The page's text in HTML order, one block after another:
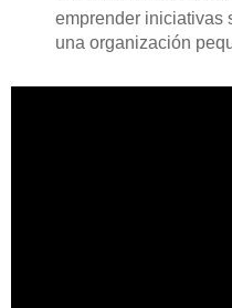
emprender iniciativas
una organización